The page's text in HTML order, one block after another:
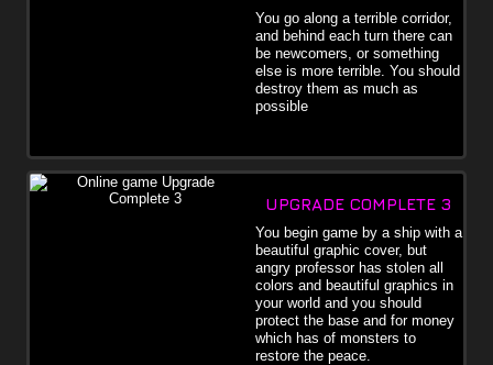
You go along a terrible corridor,
and behind each turn there can
be newcomers, or something
else is more terrible. You should
destroy them as much as
possible
UPGRADE COMPLETE 3
You begin game by a ship with a
beautiful graphic cover, but
angry professor has stolen all
colors and beautiful graphics in
your world and you should
protect the base and for money
which has of monsters to
restore the peace.